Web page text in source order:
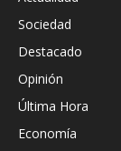
Sociedad
Destacado
Opinión
Última Hora
Economía